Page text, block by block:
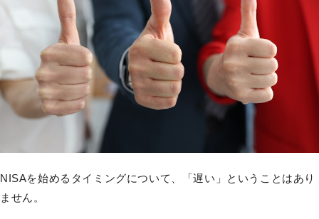
NISAを始めるタイミングについて、「遅い」ということはあり
ません。